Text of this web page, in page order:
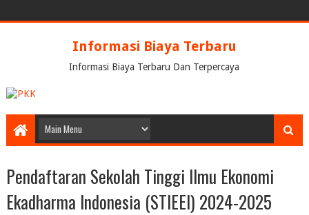
Informasi Biaya Terbaru
Informasi Biaya Terbaru Dan Terpercaya
Pendaftaran Sekolah Tinggi Ilmu Ekonomi
Ekadharma Indonesia (STIEEI) 2024-2025